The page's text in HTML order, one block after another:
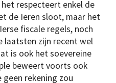
respecteert enkel de
de Ieren sloot, maar het
fiscale regels, noch
laatsten zijn recent wel
is ook het soevereine
beweert voorts ook
geen rekening zou